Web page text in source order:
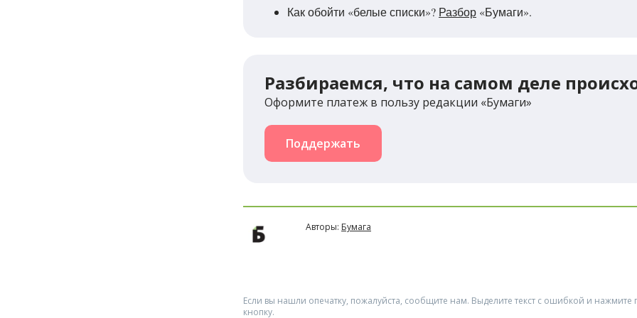
Как обойти «белые списки»? Разбор «Бумаги».
Разбираемся, что на самом деле
Оформите платеж в пользу редакции «Бумаги»
Поддержать
Авторы: Бумага
Если вы нашли опечатку, пожалуйста, сообщите нам. Выделите текст с ошибкой и нажмите
кнопку.